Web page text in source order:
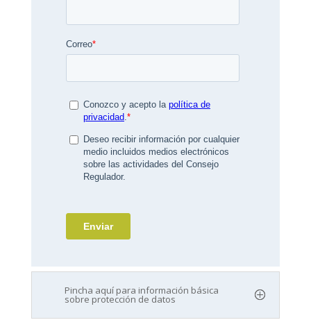
Pincha aquí para información básica
sobre protección de datos